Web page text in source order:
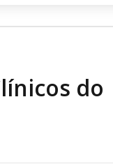
do